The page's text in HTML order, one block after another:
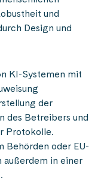
und
Design und
KI-Systemen mit
der
des Betreibers und
Protokolle.
Behörden oder EU-
außerdem in einer